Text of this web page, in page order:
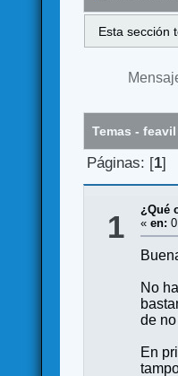
Esta sección
Temas - feavil
Páginas: [1]
1 ¿Qué
«en:
No
de
En